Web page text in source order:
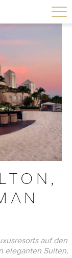
auf den
eleganten Suiten,